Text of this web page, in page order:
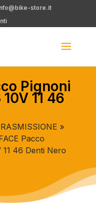
store.it
Pignoni
11 46
»
Pacco
11 46 Denti Nero